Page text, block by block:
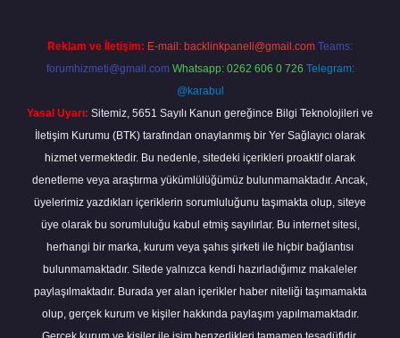
Reklam ve İletişim: E-mail: backlinkpaneli@gmail.com Teams:
forumhizmeti@gmail.com Whatsapp: 0262 606 0 726 Telegram:
@karabul
Yasal Uyarı: Sitemiz, 5651 Sayılı Kanun gereğince Bilgi Teknolojileri ve
İletişim Kurumu (BTK) tarafından onaylanmış bir Yer Sağlayıcı olarak
hizmet vermektedir. Bu nedenle, sitedeki içerikleri proaktif olarak
denetleme veya araştırma yükümlülüğümüz bulunmamaktadır. Ancak,
üyelerimiz yazdıkları içeriklerin sorumluluğunu taşımakta olup, siteye
üye olarak bu sorumluluğu kabul etmiş sayılırlar. Bu internet sitesi,
herhangi bir marka, kurum veya şahıs şirketi ile hiçbir bağlantısı
bulunmamaktadır. Sitede yalnızca kendi hazırladığımız makaleler
paylaşılmaktadır. Burada yer alan içerikler haber niteliği taşımamakta
olup, gerçek kurum ve kişiler hakkında paylaşım yapılmamaktadır.